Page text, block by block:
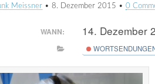
Meissner • 8. Dezember 2015 • 0
WANN: 14. Dezember